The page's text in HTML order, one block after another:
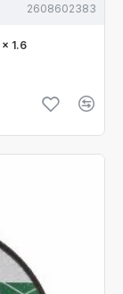
2608602383
1.6